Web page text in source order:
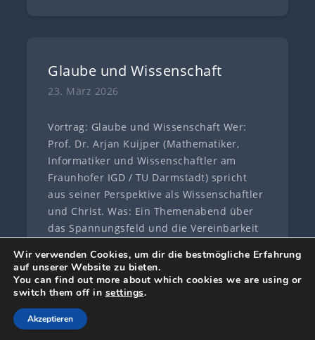
Glaube und Wissenschaft
23. März 2026
Vortrag: Glaube und Wissenschaft Wer:
Prof. Dr. Arjan Kuijper (Mathematiker,
Informatiker und Wissenschaftler am
Fraunhofer IGD / TU Darmstadt) spricht
aus seiner Perspektive als Wissenschaftler
und Christ. Was: Ein Themenabend über
das Spannungsfeld und die Vereinbarkeit
Kontakt
Wir verwenden Cookies, um dir die bestmögliche Erfahrung
auf unserer Website zu bieten.
You can find out more about which cookies we are using or
switch them off in settings.
Akzeptieren